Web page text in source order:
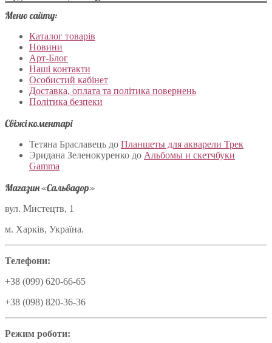
Меню сайту:
Каталог товарів
Новини
Арт-Блог
Наші контакти
Особистий кабінет
Доставка, оплата та політика повернень
Політика безпеки
Свіжі коментарі
Тетяна Браславець до Планшеты для акварели Трек
Эридана Зеленокуренко до Альбомы и скетчбуки
Gamma
Магазин «Сальвадор»
вул. Мистецтв, 1
м. Харків, Україна.
Телефони:
+38 (099) 620-66-65
+38 (098) 820-36-36
Режим роботи: